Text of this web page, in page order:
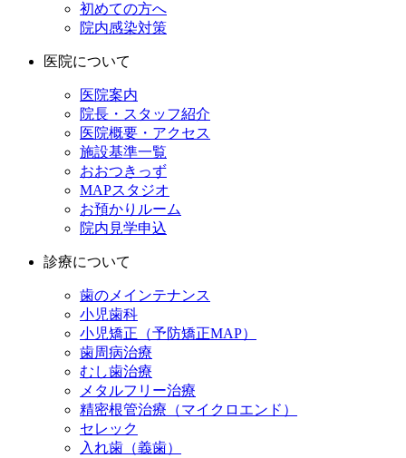
初めての方へ
院内感染対策
医院について
医院案内
院長・スタッフ紹介
医院概要・アクセス
施設基準一覧
おおつきっず
MAPスタジオ
お預かりルーム
院内見学申込
診療について
歯のメインテナンス
小児歯科
小児矯正（予防矯正MAP）
歯周病治療
むし歯治療
メタルフリー治療
精密根管治療（マイクロエンド）
セレック
入れ歯（義歯）